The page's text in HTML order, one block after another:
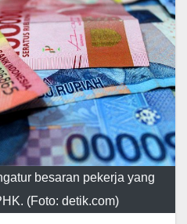
besaran pekerja yang
(Foto: detik.com)